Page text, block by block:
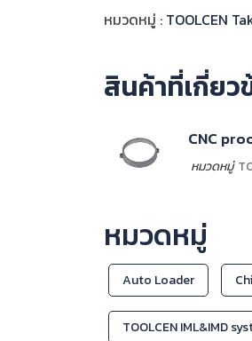
หมวดหมู่ : TOOLCEN
สินค้าที่เกี่ยว
CNC
หมวดหมู่
หมวดหมู่
Auto Loader
TOOLCEN IML&IMD